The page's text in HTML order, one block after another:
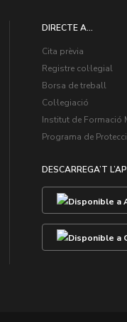
DIRECTE A...
Cita prèvia
Registre col·legial
Borsa de treball
Col·legiació
Institut de Formació
Programa de
DESCARREGA’T